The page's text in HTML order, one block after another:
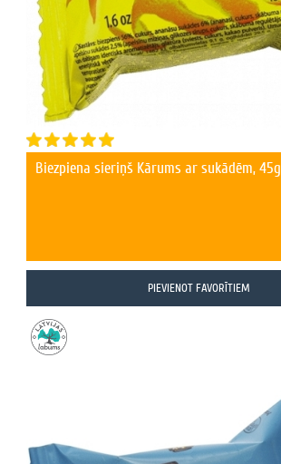
Biezpiena sieriņš Kārums ar sukādēm, 45g
PIEVIENOT FAVORĪTIEM